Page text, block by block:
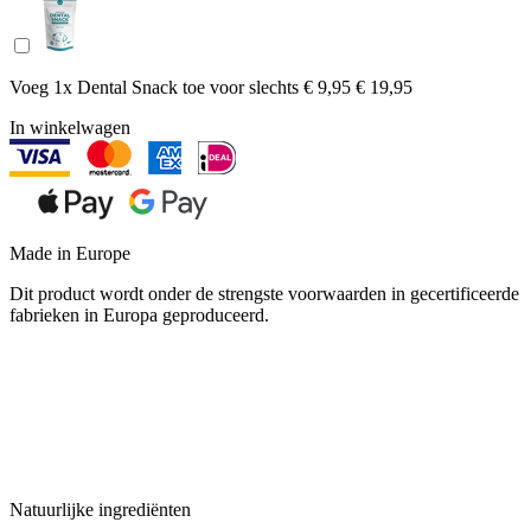
Voeg 1x Dental Snack toe voorslechts € 9,95 € 19,95
In winkelwagen
Made in Europe
Dit product wordt onder de strengste voorwaarden in gecertificeerde
fabrieken in Europa geproduceerd.
Natuurlijke ingrediënten